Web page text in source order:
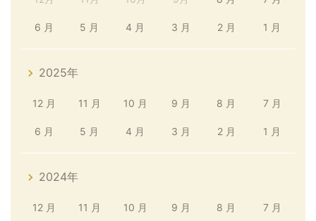
6 月 5 月 4 月 3 月 2 月 1 月
2025年
12 月 11 月 10 月 9 月 8 月 7 月
6 月 5 月 4 月 3 月 2 月 1 月
2024年
12 月 11 月 10 月 9 月 8 月 7 月